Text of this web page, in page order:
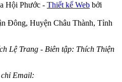
Hội Phước - Thiết kế Web bởi
Đông, Huyện Châu Thành, Tỉnh
Lệ Trang - Biên tập: Thích Thiện
Email: